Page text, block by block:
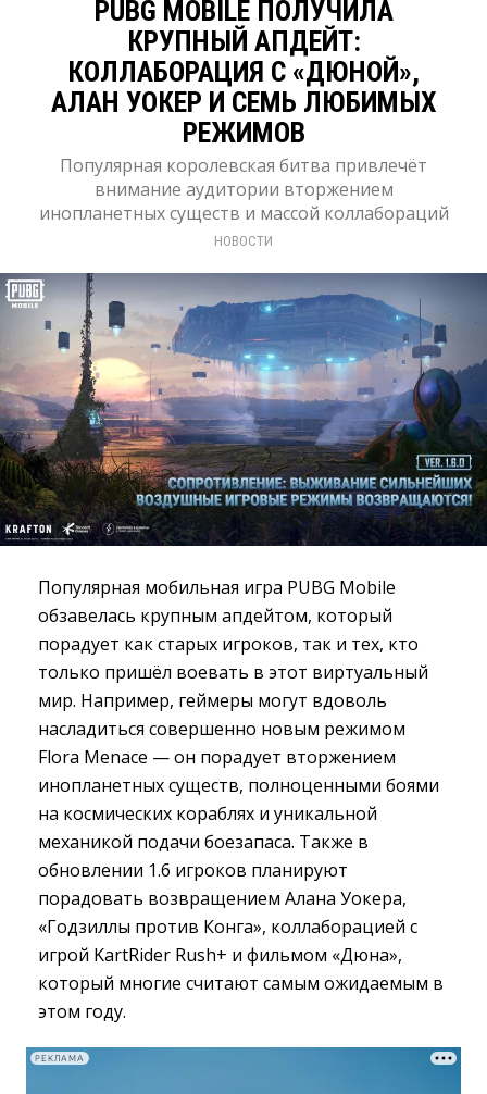
PUBG MOBILE ПОЛУЧИЛА
КРУПНЫЙ АПДЕЙТ:
КОЛЛАБОРАЦИЯ С «ДЮНОЙ»,
АЛАН УОКЕР И СЕМЬ ЛЮБИМЫХ
РЕЖИМОВ
Популярная королевская битва привлечёт
внимание аудитории вторжением
инопланетных существ и массой коллабораций
НОВОСТИ
Популярная мобильная игра PUBG Mobile
обзавелась крупным апдейтом, который
порадует как старых игроков, так и тех, кто
только пришёл воевать в этот виртуальный
мир. Например, геймеры могут вдоволь
насладиться совершенно новым режимом
Flora Menace — он порадует вторжением
инопланетных существ, полноценными боями
на космических кораблях и уникальной
механикой подачи боезапаса. Также в
обновлении 1.6 игроков планируют
порадовать возвращением Алана Уокера,
«Годзиллы против Конга», коллаборацией с
игрой KartRider Rush+ и фильмом «Дюна»,
который многие считают самым ожидаемым в
этом году.
РЕКЛАМА